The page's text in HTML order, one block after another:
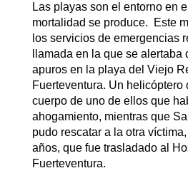
Las playas son el entorno en
mortalidad se produce. Este
los servicios de emergencias
llamada en la que se alertaba
apuros en la playa del Viejo
Fuerteventura. Un helicóptero
cuerpo de uno de ellos que
ahogamiento, mientras que
pudo rescatar a la otra
años, que fue trasladado al
Fuerteventura.